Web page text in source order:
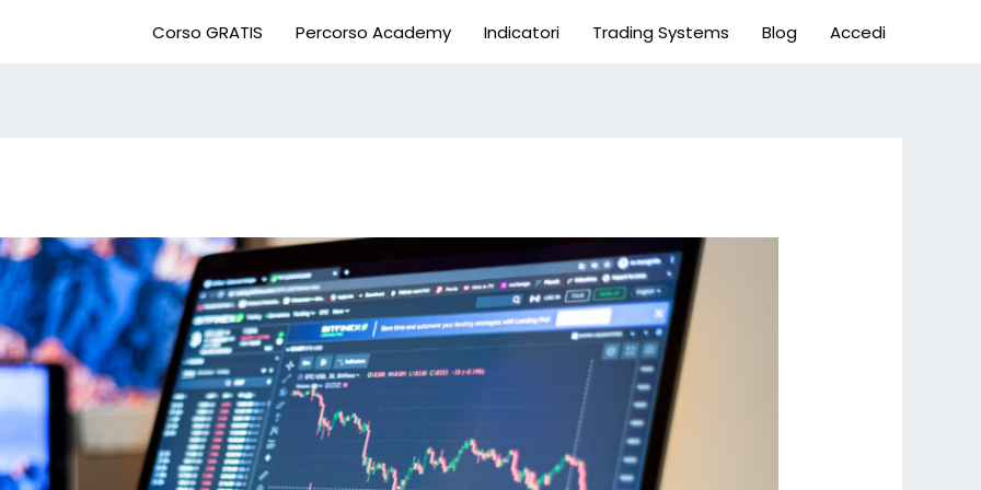
Corso GRATIS Percorso Academy Indicatori Trading Systems Blog Accedi